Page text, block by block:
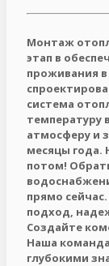
Монтаж
этап в
проживания
система
температуру
атмосферу и
месяцы года.
потом!
прямо
подход,
Создайте
Наша
глубокими